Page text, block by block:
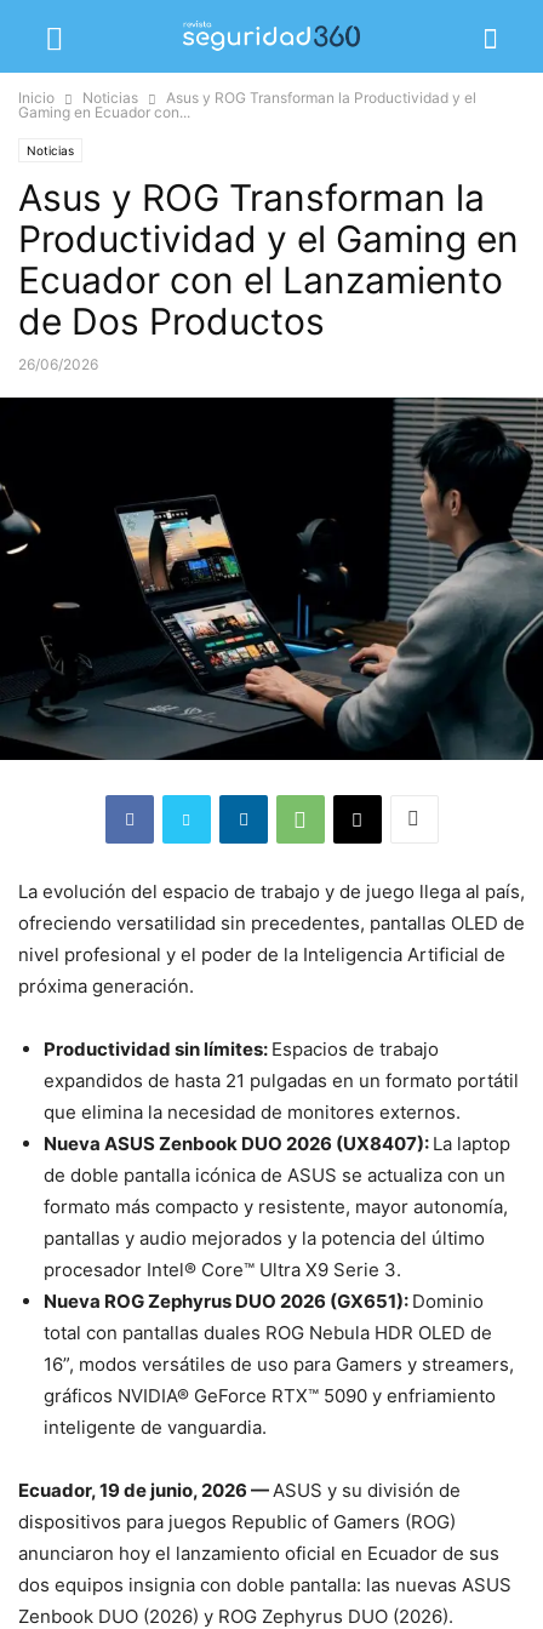
Inicio Noticias
Asus y ROG Transforman la Productividad y el
Gaming en Ecuador con...
Noticias
Asus y ROG Transforman la
Productividad y el Gaming en
Ecuador con el Lanzamiento
de Dos Productos
26/06/2026
La evolución del espacio de trabajo y de juego llega al país,
ofreciendo versatilidad sin precedentes, pantallas OLED de
nivel profesional y el poder de la Inteligencia Artificial de
próxima generación.
Productividad sin límites: Espacios de trabajo
expandidos de hasta 21 pulgadas en un formato portátil
que elimina la necesidad de monitores externos.
Nueva ASUS Zenbook DUO 2026 (UX8407): La laptop
de doble pantalla icónica de ASUS se actualiza con un
formato más compacto y resistente, mayor autonomía,
pantallas y audio mejorados y la potencia del último
procesador Intel® Core™ Ultra X9 Serie 3.
Nueva ROG Zephyrus DUO 2026 (GX651): Dominio
total con pantallas duales ROG Nebula HDR OLED de
16”, modos versátiles de uso para Gamers y streamers,
gráficos NVIDIA® GeForce RTX™ 5090 y enfriamiento
inteligente de vanguardia.
Ecuador, 19 de junio, 2026 — ASUS y su división de
dispositivos para juegos Republic of Gamers (ROG)
anunciaron hoy el lanzamiento oficial en Ecuador de sus
dos equipos insignia con doble pantalla: las nuevas ASUS
Zenbook DUO (2026) y ROG Zephyrus DUO (2026).